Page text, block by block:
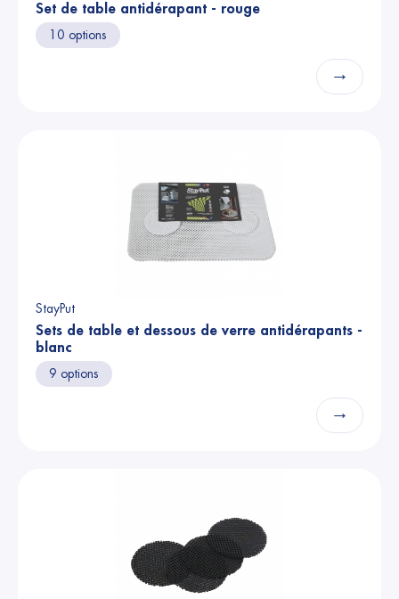
Set de table antidérapant - rouge
10 options
→
StayPut
Sets de table et dessous de verre antidérapants -
blanc
9 options
→